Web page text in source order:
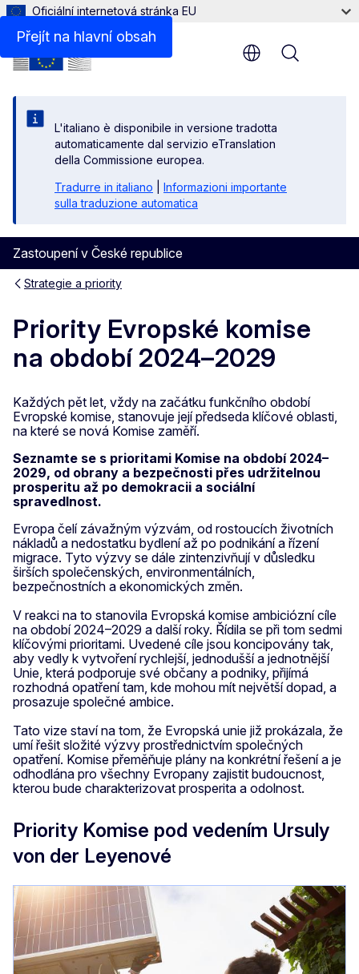
Přejít na hlavní obsah
Oficiální internetová stránka EU
L'italiano è disponibile in versione tradotta
automaticamente dal servizio eTranslation
della Commissione europea.
Tradurre in italiano
Informazioni importante
sulla traduzione automatica
Zastoupení v České republice
Menu
Strategie a priority
Priority Evropské komise
na období 2024–2029
Každých pět let, vždy na začátku funkčního období
Evropské komise, stanovuje její předseda klíčové oblasti,
na které se nová Komise zaměří.
Seznamte se s prioritami Komise na období 2024–
2029, od obrany a bezpečnosti přes udržitelnou
prosperitu až po demokracii a sociální
spravedlnost.
Evropa čelí závažným výzvám, od rostoucích životních
nákladů a nedostatku bydlení až po podnikání a řízení
migrace. Tyto výzvy se dále zintenzivňují v důsledku
širších společenských, environmentálních,
bezpečnostních a ekonomických změn.
V reakci na to stanovila Evropská komise ambiciózní cíle
na období 2024–2029 a další roky. Řídila se při tom sedmi
klíčovými prioritami. Uvedené cíle jsou koncipovány tak,
aby vedly k vytvoření rychlejší, jednodušší a jednotnější
Unie, která podporuje své občany a podniky, přijímá
rozhodná opatření tam, kde mohou mít největší dopad, a
prosazuje společné ambice.
Tato vize staví na tom, že Evropská unie již prokázala, že
umí řešit složité výzvy prostřednictvím společných
opatření. Komise přeměňuje plány na konkrétní řešení a je
odhodlána pro všechny Evropany zajistit budoucnost,
kterou bude charakterizovat prosperita a odolnost.
Priority Komise pod vedením Ursuly
von der Leyenové